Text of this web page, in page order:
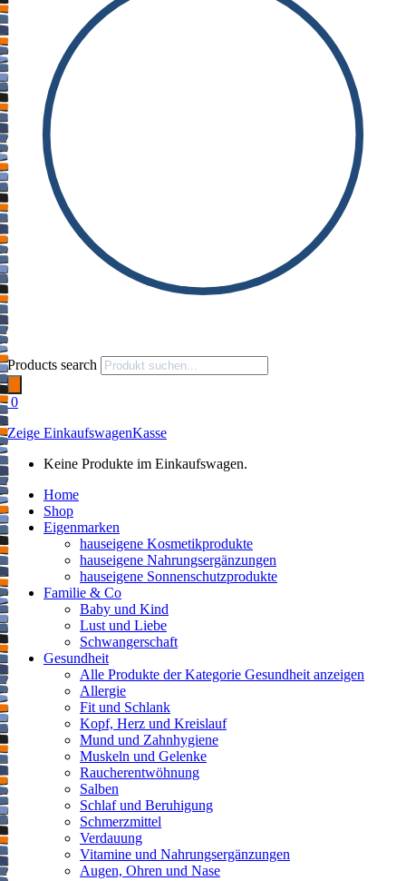
Products search
0
Zeige EinkaufswagenKasse
Keine Produkte im Einkaufswagen.
Home
Shop
Eigenmarken
hauseigene Kosmetikprodukte
hauseigene Nahrungsergänzungen
hauseigene Sonnenschutzprodukte
Familie & Co
Baby und Kind
Lust und Liebe
Schwangerschaft
Gesundheit
Alle Produkte der Kategorie Gesundheit anzeigen
Allergie
Fit und Schlank
Kopf, Herz und Kreislauf
Mund und Zahnhygiene
Muskeln und Gelenke
Raucherentwöhnung
Salben
Schlaf und Beruhigung
Schmerzmittel
Verdauung
Vitamine und Nahrungsergänzungen
Augen, Ohren und Nase